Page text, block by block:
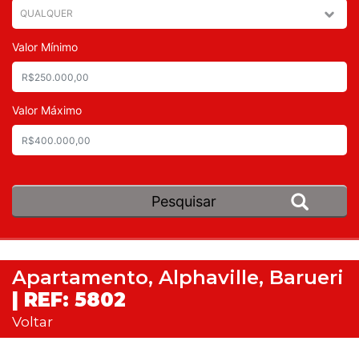
Valor Mínimo
Valor Máximo
Apartamento, Alphaville, Barueri
| REF: 5802
Voltar